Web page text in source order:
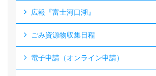
広報『富士河口湖』
ごみ資源物収集日程
電子申請（オンライン申請）